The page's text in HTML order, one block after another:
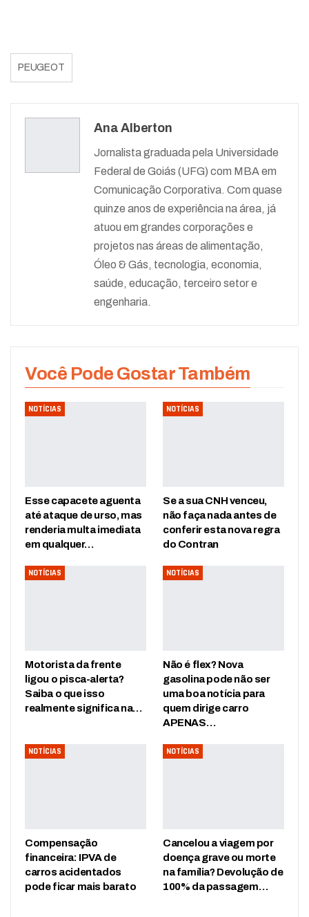
PEUGEOT
Ana Alberton
Jornalista graduada pela Universidade
Federal de Goiás (UFG) com MBA em
Comunicação Corporativa. Com quase
quinze anos de experiência na área, já
atuou em grandes corporações e
projetos nas áreas de alimentação,
Óleo & Gás, tecnologia, economia,
saúde, educação, terceiro setor e
engenharia.
Você Pode Gostar Também
NOTÍCIAS
Esse capacete aguenta
até ataque de urso, mas
renderia multa imediata
em qualquer…
NOTÍCIAS
Se a sua CNH venceu,
não faça nada antes de
conferir esta nova regra
do Contran
NOTÍCIAS
Motorista da frente
ligou o pisca-alerta?
Saiba o que isso
realmente significa na…
NOTÍCIAS
Não é flex? Nova
gasolina pode não ser
uma boa notícia para
quem dirige carro
APENAS…
NOTÍCIAS
Compensação
financeira: IPVA de
carros acidentados
pode ficar mais barato
NOTÍCIAS
Cancelou a viagem por
doença grave ou morte
na família? Devolução de
100% da passagem…